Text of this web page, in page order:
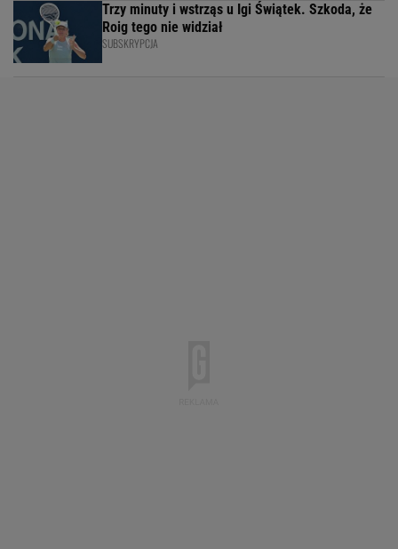
Trzy minuty i wstrząs u Igi Świątek. Szkoda, że
Roig tego nie widział
SUBSKRYPCJA